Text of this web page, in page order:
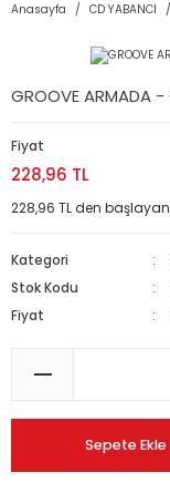
Anasayfa CD YABANCI
GROOVE ARMADA -
Fiyat
228,96 TL
228,96 TL den
Kategori
Stok Kodu
Fiyat
Sepete Ekle